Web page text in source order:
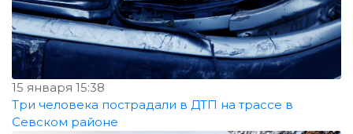
15 января 15:38
Три человека пострадали в ДТП на трассе в
Севском районе